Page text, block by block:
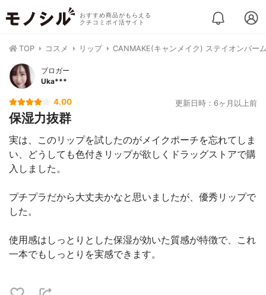
おすすめ商品がもらえる
クチコミポイ活サイト
TOP コスメ リップ CANMAKE(キャンメイク) ステイオンバー
ブロガー
Uka***
4.00 更新日時：6ヶ月以上前
保湿力抜群
実は、このリップを試したのがメイクポーチを忘れてしま
い、どうしても色付きリップが欲しくドラッグストアで購
入しました。
プチプラだから大丈夫かなと思いましたが、優秀リップで
した。
使用感はしっとりとした保湿が効いた質感が特徴で、これ
一本でもしっとりを実感できます。